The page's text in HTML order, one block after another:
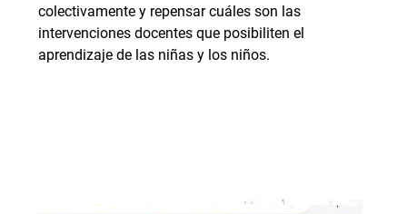
colectivamente y repensar cuáles son las
intervenciones docentes que posibiliten el
aprendizaje de las niñas y los niños.